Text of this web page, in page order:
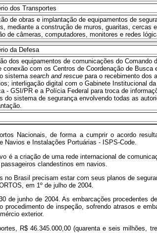
dos Transportes
de obras e implantação de equipamentos de
mediante a construção de muros, guaritas, cercas
de câmeras, computadores, monitores e redes
da Defesa
dos equipamentos de comunicações do Comando
conexão com os Centros de Coordenação de Busca
sistema search and rescue para o recebimento dos
interligação digital com o Gabinete Institucional
- GSI/PR e a Polícia Federal para troca de
do sistema de segurança envolvendo todas as
Nacionais, de forma a cumprir o acordo
Navios e Instalações Portuárias - ISPS-Code.
é a criação de uma rede internacional de
clandestinos em navios.
Brasil precisam estar com seus planos de
em 1º de julho de 2004.
de junho de 2004. As embarcações
de inspeção, sofrendo atrasos e
exterior.
R$ 46.345.000,00 (quarenta e seis milhões,